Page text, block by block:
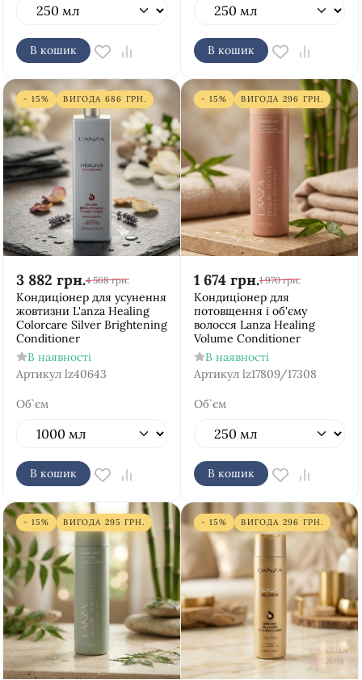
В кошик В кошик
- 15% ВИГОДА 686 ГРН.
3 882 грн.4 568 грн.
Кондиціонер для усунення
жовтизни L'anza Healing
Colorcare Silver Brightening
Conditioner
В наявності
Артикул lz40643
Об`єм
В кошик
- 15% ВИГОДА 296 ГРН.
1 674 грн.1 970 грн.
Кондиціонер для
потовщення і об'єму
волосся Lanza Healing
Volume Conditioner
В наявності
Артикул lz17809/17308
Об`єм
В кошик
- 15% ВИГОДА 295 ГРН. - 15% ВИГОДА 296 ГРН.